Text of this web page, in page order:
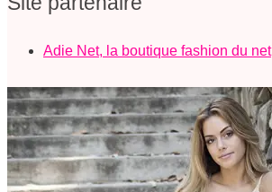
Adie Net, la boutique fashion du net